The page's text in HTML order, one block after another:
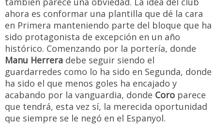
ahora es conformar una plantilla que dé la cara
en Primera manteniendo parte del bloque que ha
sido protagonista de excepción en un año
histórico. Comenzando por la portería, donde
Manu Herrera debe seguir siendo el
guardarredes como lo ha sido en Segunda, donde
ha sido el que menos goles ha encajado y
acabando por la vanguardia, donde Coro parece
que tendrá, esta vez sí, la merecida oportunidad
que siempre se le negó en el Espanyol.